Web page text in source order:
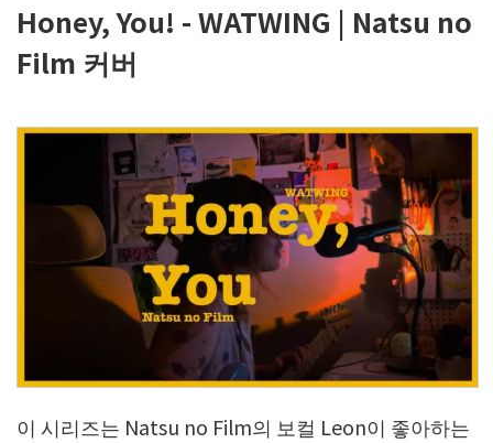
Honey, You! - WATWING | Natsu no
Film 커버
이 시리즈는 Natsu no Film의 보컬 Leon이 좋아하는